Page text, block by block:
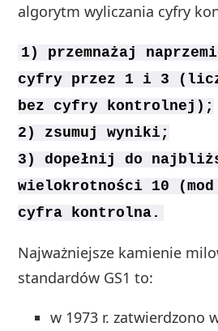
algorytm wyliczania cyfry
1) przemnażaj
cyfry przez 1 i 3
bez cyfry kontrolnej);
2) zsumuj wyniki;
3) dopełnij do
wielokrotności 10
cyfra kontrolna.
Najważniejsze kamienie
standardów GS1 to:
w 1973 r. zatwierdzono